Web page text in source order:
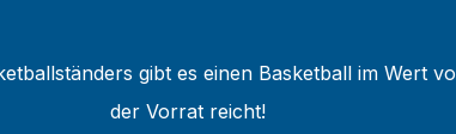
gibt es einen Basketball im Wert
der Vorrat reicht!